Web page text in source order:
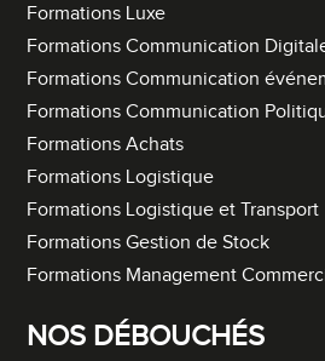
Formations Luxe
Formations Communication
Formations Communication
Formations Communication
Formations Achats
Formations Logistique
Formations Logistique et Transport
Formations Gestion de Stock
Formations Management
NOS DÉBOUCHÉS